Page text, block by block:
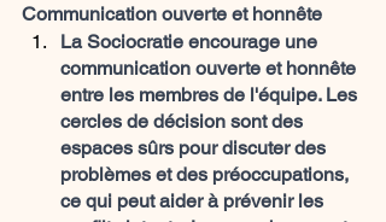
Communication ouverte et honnête
La Sociocratie encourage une
communication ouverte et honnête
entre les membres de l'équipe. Les
cercles de décision sont des
espaces sûrs pour discuter des
problèmes et des préoccupations,
ce qui peut aider à prévenir les